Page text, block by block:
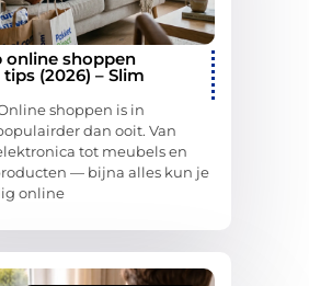
online shoppen
(2026) – Slim
shoppen is in
dan ooit. Van
tot meubels en
— bijna alles kun je
online